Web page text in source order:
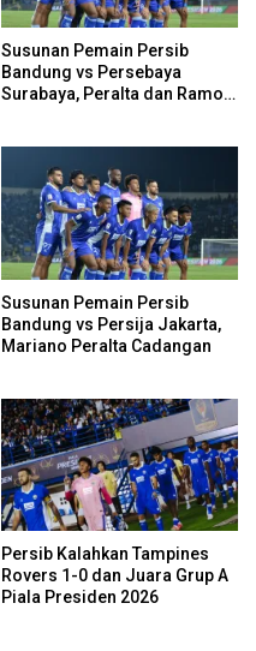
Susunan Pemain Persib
Bandung vs Persebaya
Surabaya, Peralta dan Ramon
Susunan Pemain Persib
Bandung vs Persija Jakarta,
Mariano Peralta Cadangan
Persib Kalahkan Tampines
Rovers 1-0 dan Juara Grup A
Piala Presiden 2026